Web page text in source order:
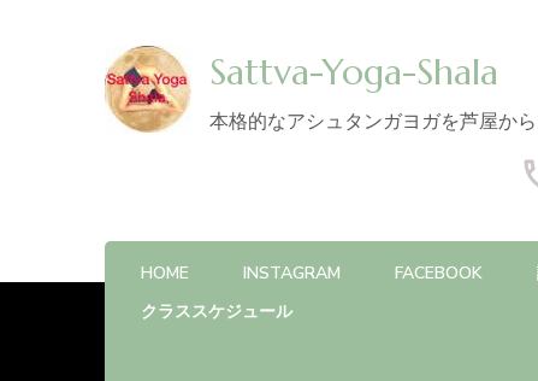
Sattva-Yoga-Shala
本格的なアシュタンガヨガを芦屋から
HOME INSTAGRAM FACEBOOK
クラススケジュール